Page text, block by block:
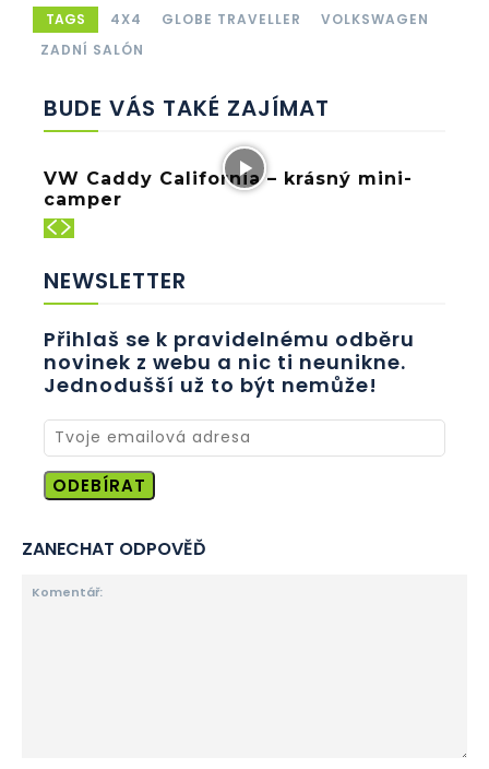
TAGS 4X4 GLOBE TRAVELLER
VOLKSWAGEN
ZADNÍ SALÓN
BUDE VÁS TAKÉ ZAJÍMAT
VW Caddy California – krásný mini-
camper
NEWSLETTER
Přihlaš se k pravidelnému odběru
novinek z webu a nic ti neunikne.
Jednodušší už to být nemůže!
ODEBÍRAT
ZANECHAT ODPOVĚĎ